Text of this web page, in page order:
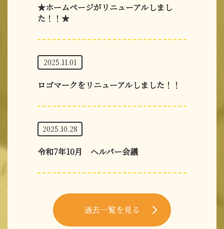
★ホームページがリニューアルしまし
た！！★
2025.11.01
ロゴマークをリニューアルしました！！
2025.10.28
令和7年10月 ヘルパー会議
過去一覧を見る